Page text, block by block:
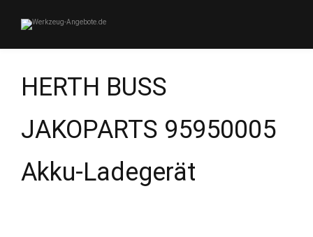
HERTH BUSS
JAKOPARTS 95950005
Akku-Ladegerät